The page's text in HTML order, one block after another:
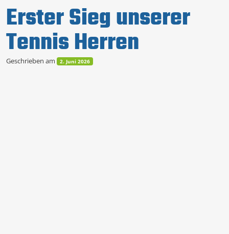
Erster Sieg unserer
Tennis Herren
Geschrieben am 2. Juni 2026